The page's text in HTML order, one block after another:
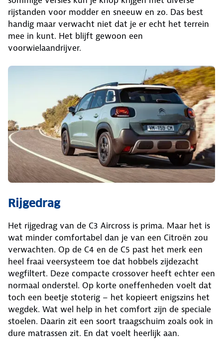
rijstanden voor modder en sneeuw en zo. Das best
handig maar verwacht niet dat je er echt het terrein
mee in kunt. Het blijft gewoon een
voorwielaandrijver.
Rijgedrag
Het rijgedrag van de C3 Aircross is prima. Maar het is
wat minder comfortabel dan je van een Citroën zou
verwachten. Op de C4 en de C5 past het merk een
heel fraai veersysteem toe dat hobbels zijdezacht
wegfiltert. Deze compacte crossover heeft echter een
normaal onderstel. Op korte oneffenheden voelt dat
toch een beetje stoterig – het kopieert enigszins het
wegdek. Wat wel help in het comfort zijn de speciale
stoelen. Daarin zit een soort traagschuim zoals ook in
dure matrassen zit. En dat voelt heerlijk aan.